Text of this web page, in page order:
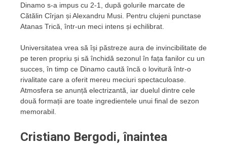
Dinamo s-a impus cu 2-1, după golurile marcate de
Cătălin Cîrjan și Alexandru Musi. Pentru clujeni punctase
Atanas Trică, într-un meci intens și echilibrat.
Universitatea vrea să își păstreze aura de invincibilitate de
pe teren propriu și să închidă sezonul în fața fanilor cu un
succes, în timp ce Dinamo caută încă o lovitură într-o
rivalitate care a oferit mereu meciuri spectaculoase.
Atmosfera se anunță electrizantă, iar duelul dintre cele
două formații are toate ingredientele unui final de sezon
memorabil.
Cristiano Bergodi, înaintea